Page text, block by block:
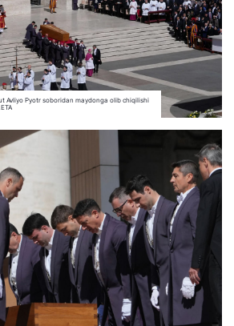
Avliyo Pyotr soboridan maydonga olib chiqilishi